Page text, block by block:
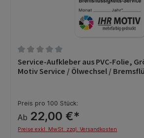
Durchschnittliche Bewertung von 0
Service-Aufkleber aus PVC-Folie,
Motiv Service / Ölwechsel /
Preis pro 100 Stück:
Ab 22,00 €*
Preise exkl. MwSt. zzgl. Versandkosten